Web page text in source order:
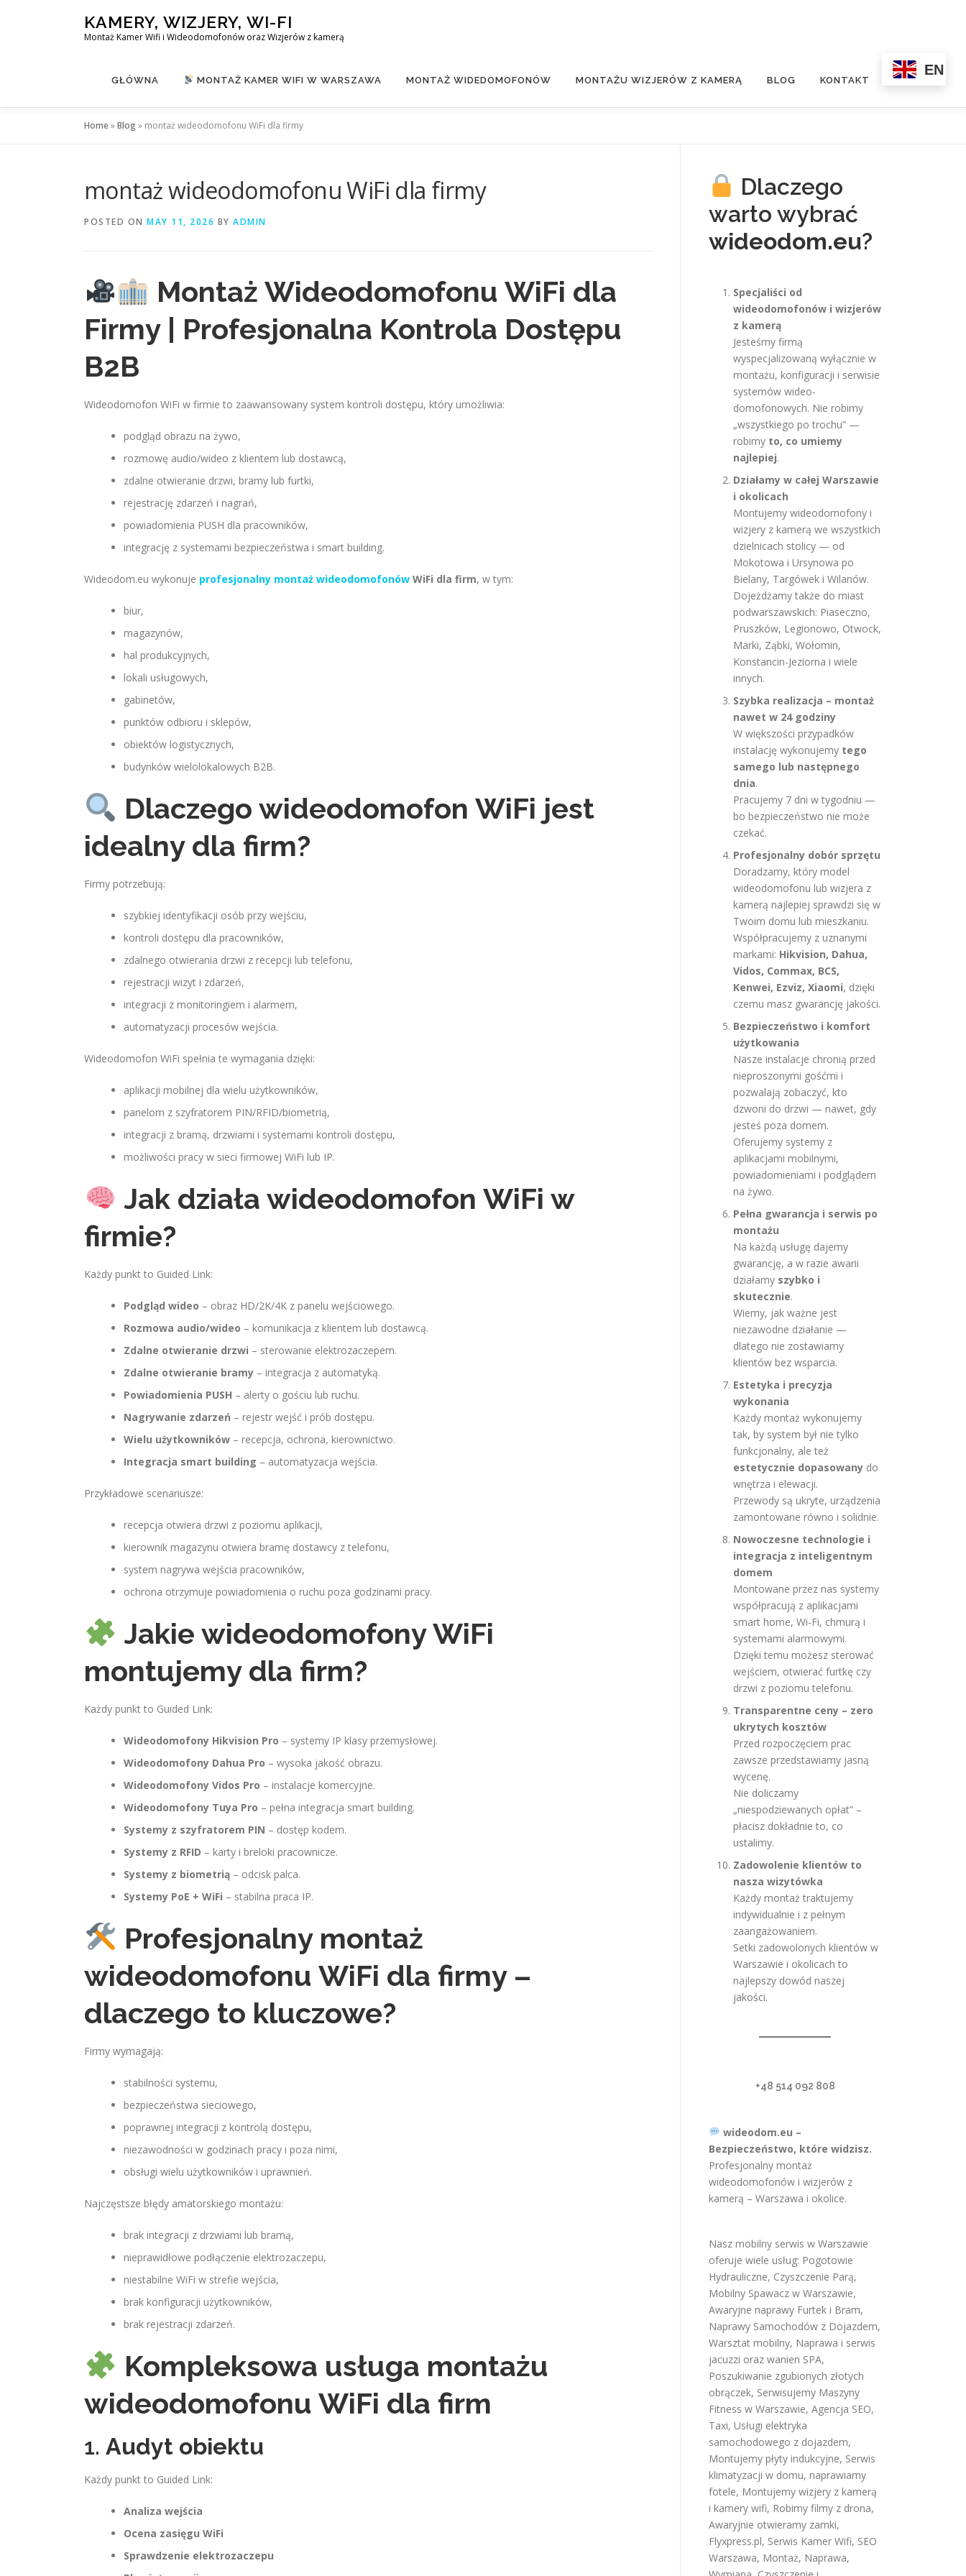
KAMERY, WIZJERY, WI-FI
Montaż Kamer Wifi i Wideodomofonów oraz Wizjerów z kamerą
GŁÓWNA MONTAŻ KAMER WIFI W WARSZAWA MONTAŻ WIDEDOMOFONÓW MONTAŻU WIZJERÓW Z KAMERĄ BLOG KONTAKT
EN
Home»Blog» montaż wideodomofonu WiFi dla firmy
montaż wideodomofonu WiFi dla firmy
POSTED ON MAY 11, 2026 BY ADMIN
Montaż Wideodomofonu WiFi dla
Firmy | Profesjonalna Kontrola Dostępu
B2B
Wideodomofon WiFi w firmie to zaawansowany system kontroli dostępu, który umożliwia:
podgląd obrazu na żywo,
rozmowę audio/wideo z klientem lub dostawcą,
zdalne otwieranie drzwi, bramy lub furtki,
rejestrację zdarzeń i nagrań,
powiadomienia PUSH dla pracowników,
integrację z systemami bezpieczeństwa i smart building.
Wideodom.eu wykonuje profesjonalny montaż wideodomofonów WiFi dla firm, w tym:
biur,
magazynów,
hal produkcyjnych,
lokali usługowych,
gabinetów,
punktów odbioru i sklepów,
obiektów logistycznych,
budynków wielolokalowych B2B.
Dlaczego wideodomofon WiFi jest
idealny dla firm?
Firmy potrzebują:
szybkiej identyfikacji osób przy wejściu,
kontroli dostępu dla pracowników,
zdalnego otwierania drzwi z recepcji lub telefonu,
rejestracji wizyt i zdarzeń,
integracji z monitoringiem i alarmem,
automatyzacji procesów wejścia.
Wideodomofon WiFi spełnia te wymagania dzięki:
aplikacji mobilnej dla wielu użytkowników,
panelom z szyfratorem PIN/RFID/biometrią,
integracji z bramą, drzwiami i systemami kontroli dostępu,
możliwości pracy w sieci firmowej WiFi lub IP.
Jak działa wideodomofon WiFi w
firmie?
Każdy punkt to Guided Link:
Podgląd wideo – obraz HD/2K/4K z panelu wejściowego.
Rozmowa audio/wideo – komunikacja z klientem lub dostawcą.
Zdalne otwieranie drzwi – sterowanie elektrozaczepem.
Zdalne otwieranie bramy – integracja z automatyką.
Powiadomienia PUSH – alerty o gościu lub ruchu.
Nagrywanie zdarzeń – rejestr wejść i prób dostępu.
Wielu użytkowników – recepcja, ochrona, kierownictwo.
Integracja smart building – automatyzacja wejścia.
Przykładowe scenariusze:
recepcja otwiera drzwi z poziomu aplikacji,
kierownik magazynu otwiera bramę dostawcy z telefonu,
system nagrywa wejścia pracowników,
ochrona otrzymuje powiadomienia o ruchu poza godzinami pracy.
Jakie wideodomofony WiFi
montujemy dla firm?
Każdy punkt to Guided Link:
Wideodomofony Hikvision Pro – systemy IP klasy przemysłowej.
Wideodomofony Dahua Pro – wysoka jakość obrazu.
Wideodomofony Vidos Pro – instalacje komercyjne.
Wideodomofony Tuya Pro – pełna integracja smart building.
Systemy z szyfratorem PIN – dostęp kodem.
Systemy z RFID – karty i breloki pracownicze.
Systemy z biometrią – odcisk palca.
Systemy PoE + WiFi – stabilna praca IP.
Profesjonalny montaż
wideodomofonu WiFi dla firmy –
dlaczego to kluczowe?
Firmy wymagają:
stabilności systemu,
bezpieczeństwa sieciowego,
poprawnej integracji z kontrolą dostępu,
niezawodności w godzinach pracy i poza nimi,
obsługi wielu użytkowników i uprawnień.
Najczęstsze błędy amatorskiego montażu:
brak integracji z drzwiami lub bramą,
nieprawidłowe podłączenie elektrozaczepu,
niestabilne WiFi w strefie wejścia,
brak konfiguracji użytkowników,
brak rejestracji zdarzeń.
Kompleksowa usługa montażu
wideodomofonu WiFi dla firm
1. Audyt obiektu
Każdy punkt to Guided Link:
Analiza wejścia
Ocena zasięgu WiFi
Sprawdzenie elektrozaczepu
Dlaczego
warto wybrać
wideodom.eu?
Specjaliści od
wideodomofonów i wizjerów
z kamerą
Jesteśmy firmą
wyspecjalizowaną wyłącznie w
montażu, konfiguracji i serwisie
systemów wideo-
domofonowych. Nie robimy
„wszystkiego po trochu” —
robimy to, co umiemy
najlepiej.
Działamy w całej Warszawie
i okolicach
Montujemy wideodomofony i
wizjery z kamerą we wszystkich
dzielnicach stolicy — od
Mokotowa i Ursynowa po
Bielany, Targówek i Wilanów.
Dojeżdżamy także do miast
podwarszawskich: Piaseczno,
Pruszków, Legionowo, Otwock,
Marki, Ząbki, Wołomin,
Konstancin-Jeziorna i wiele
innych.
Szybka realizacja – montaż
nawet w 24 godziny
W większości przypadków
instalację wykonujemy tego
samego lub następnego
dnia.
Pracujemy 7 dni w tygodniu —
bo bezpieczeństwo nie może
czekać.
Profesjonalny dobór sprzętu
Doradzamy, który model
wideodomofonu lub wizjera z
kamerą najlepiej sprawdzi się w
Twoim domu lub mieszkaniu.
Współpracujemy z uznanymi
markami: Hikvision, Dahua,
Vidos, Commax, BCS,
Kenwei, Ezviz, Xiaomi, dzięki
czemu masz gwarancję jakości.
Bezpieczeństwo i komfort
użytkowania
Nasze instalacje chronią przed
nieproszonymi gośćmi i
pozwalają zobaczyć, kto
dzwoni do drzwi — nawet, gdy
jesteś poza domem.
Oferujemy systemy z
aplikacjami mobilnymi,
powiadomieniami i podglądem
na żywo.
Pełna gwarancja i serwis po
montażu
Na każdą usługę dajemy
gwarancję, a w razie awarii
działamy szybko i
skutecznie.
Wiemy, jak ważne jest
niezawodne działanie —
dlatego nie zostawiamy
klientów bez wsparcia.
Estetyka i precyzja
wykonania
Każdy montaż wykonujemy
tak, by system był nie tylko
funkcjonalny, ale też
estetycznie dopasowany do
wnętrza i elewacji.
Przewody są ukryte, urządzenia
zamontowane równo i solidnie.
Nowoczesne technologie i
integracja z inteligentnym
domem
Montowane przez nas systemy
współpracują z aplikacjami
smart home, Wi-Fi, chmurą i
systemami alarmowymi.
Dzięki temu możesz sterować
wejściem, otwierać furtkę czy
drzwi z poziomu telefonu.
Transparentne ceny – zero
ukrytych kosztów
Przed rozpoczęciem prac
zawsze przedstawiamy jasną
wycenę.
Nie doliczamy
„niespodziewanych opłat” –
płacisz dokładnie to, co
ustalimy.
Zadowolenie klientów to
nasza wizytówka
Każdy montaż traktujemy
indywidualnie i z pełnym
zaangażowaniem.
Setki zadowolonych klientów w
Warszawie i okolicach to
najlepszy dowód naszej
jakości.
+48 514 092 808
wideodom.eu –
Bezpieczeństwo, które widzisz.
Profesjonalny montaż
wideodomofonów i wizjerów z
kamerą – Warszawa i okolice.
Nasz mobilny serwis w Warszawie
oferuje wiele usług: Pogotowie
Hydrauliczne, Czyszczenie Parą,
Mobilny Spawacz w Warszawie,
Awaryjne naprawy Furtek i Bram,
Naprawy Samochodów z Dojazdem,
Warsztat mobilny, Naprawa i serwis
jacuzzi oraz wanien SPA,
Poszukiwanie zgubionych złotych
obrączek, Serwisujemy Maszyny
Fitness w Warszawie, Agencja SEO,
Taxi, Usługi elektryka
samochodowego z dojazdem,
Montujemy płyty indukcyjne, Serwis
klimatyzacji w domu, naprawiamy
fotele, Montujemy wizjery z kamerą
i kamery wifi, Robimy filmy z drona,
Awaryjnie otwieramy zamki,
Flyxpress.pl, Serwis Kamer Wifi, SEO
Warszawa, Montaż, Naprawa,